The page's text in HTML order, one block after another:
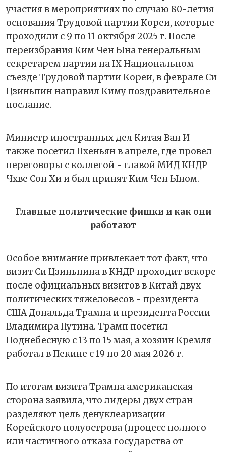
участия в мероприятиях по случаю 80-летия
основания Трудовой партии Кореи, которые
проходили с 9 по 11 октября 2025 г. После
переизбрания Ким Чен Ына генеральным
секретарем партии на IX Национальном
съезде Трудовой партии Кореи, в феврале Си
Цзиньпин направил Киму поздравительное
послание.
Министр иностранных дел Китая Ван И
также посетил Пхеньян в апреле, где провел
переговоры с коллегой - главой МИД КНДР
Чхве Сон Хи и был принят Ким Чен Ыном.
Главные политические фишки и как они
работают
Особое внимание привлекает тот факт, что
визит Си Цзиньпина в КНДР проходит вскоре
после официальных визитов в Китай двух
политических тяжеловесов - президента
США Дональда Трампа и президента России
Владимира Путина. Трамп посетил
Поднебесную с 13 по 15 мая, а хозяин Кремля
работал в Пекине с 19 по 20 мая 2026 г.
По итогам визита Трампа американская
сторона заявила, что лидеры двух стран
разделяют цель денуклеаризации
Корейского полуострова (процесс полного
или частичного отказа государства от